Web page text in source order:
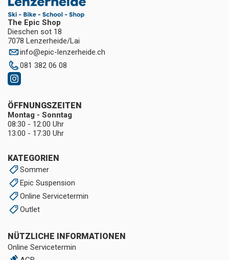
The Epic Shop
Dieschen sot 18
7078 Lenzerheide/Lai
info@epic-lenzerheide.ch
081 382 06 08
KATEGORIEN
Sommer
Epic Suspension
Online Servicetermin
Outlet
NÜTZLICHE INFORMATIONEN
Online Servicetermin
ÖFFNUNGSZEITEN
Montag - Sonntag
08:30 - 12:00 Uhr
13:00 - 17:30 Uhr